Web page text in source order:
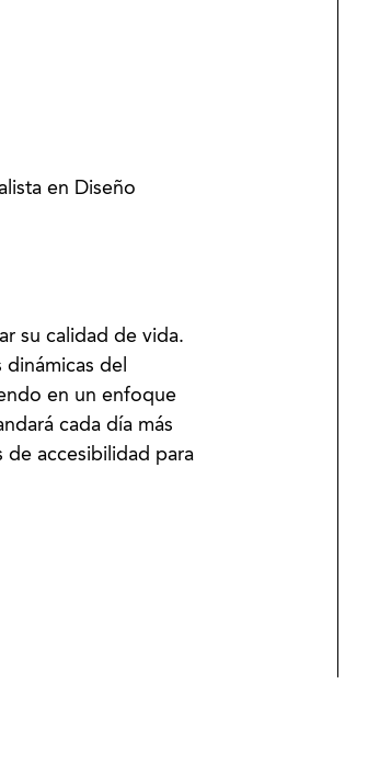
en Diseño
su calidad de vida.
del
en un enfoque
cada día más
de accesibilidad para